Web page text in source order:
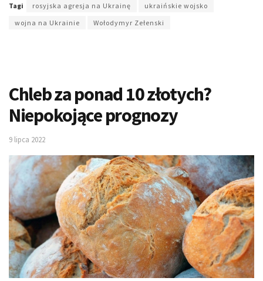
Tagi rosyjska agresja na Ukrainę
ukraińskie wojsko
wojna na Ukrainie
Wołodymyr Zełenski
Chleb za ponad 10 złotych?
Niepokojące prognozy
9 lipca 2022